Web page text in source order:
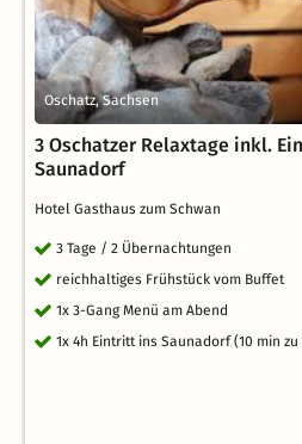
Oschatz, Sachsen
3 Oschatzer Relaxtage inkl.
Saunadorf
Hotel Gasthaus zum Schwan
3 Tage / 2 Übernachtungen
reichhaltiges Frühstück vom Buffet
1x 3-Gang Menü am Abend
1x 4h Eintritt ins Saunadorf (10 min zu